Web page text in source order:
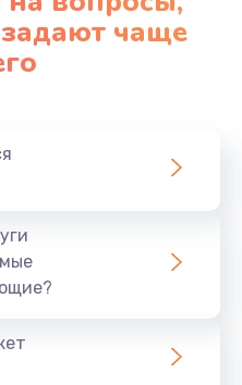
чаще